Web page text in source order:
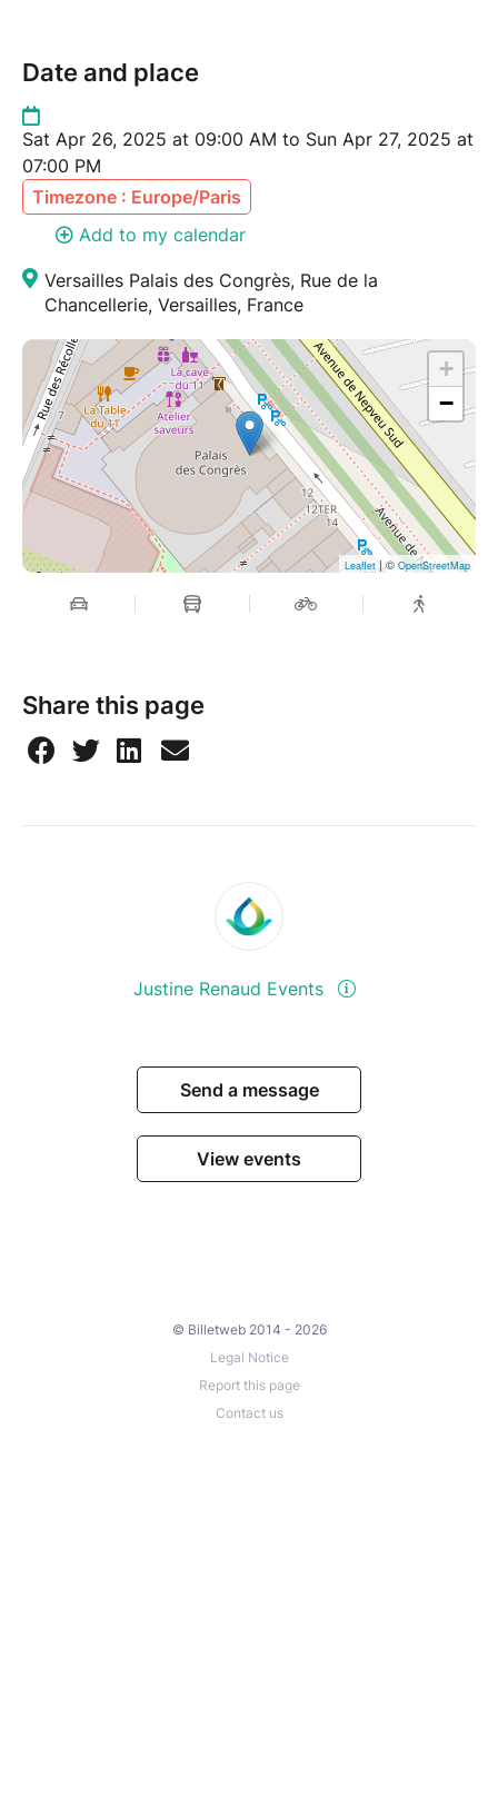
Date and place
Sat Apr 26, 2025 at 09:00 AM to Sun Apr 27, 2025 at
07:00 PM
Timezone : Europe/Paris
Add to my calendar
Versailles Palais des Congrès, Rue de la
Chancellerie, Versailles, France
+
−
Leaflet| © OpenStreetMap
Share this page
Justine Renaud Events
Send a message
View events
© Billetweb 2014 - 2026
Legal Notice
Report this page
Contact us